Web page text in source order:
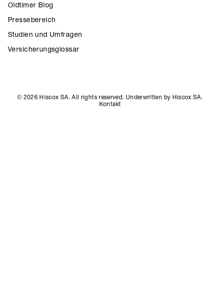
Oldtimer Blog
Pressebereich
Studien und Umfragen
Versicherungsglossar
© 2026 Hiscox SA. All rights reserved. Underwritten by Hiscox SA.
Kontakt